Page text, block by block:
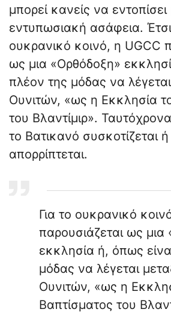
μπορεί κανείς να εντοπίσει
εντυπωσιακή ασάφεια.
ουκρανικό κοινό, η UGCC
ως μια «Ορθόδοξη»
πλέον της μόδας να
Ουνιτών, «ως η Εκκλησία
του Βλαντίμιρ».
το Βατικανό συσκοτίζεται
απορρίπτεται.
Για το ουκρανικό
παρουσιάζεται ως μια
εκκλησία ή, όπως
μόδας να λέγεται
Ουνιτών, «ως η
Βαπτίσματος του